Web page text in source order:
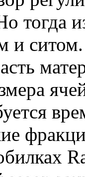
тогда
ситом.